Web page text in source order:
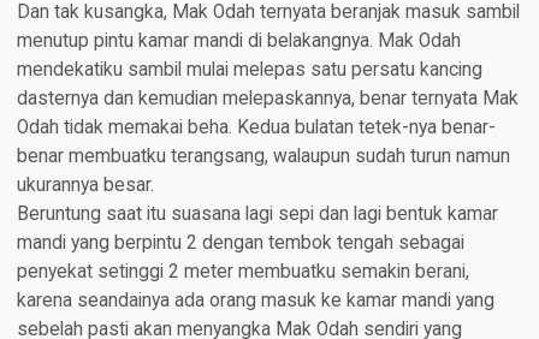
Dan tak kusangka, Mak Odah ternyata beranjak masuk sambil
menutup pintu kamar mandi di belakangnya. Mak Odah
mendekatiku sambil mulai melepas satu persatu kancing
dasternya dan kemudian melepaskannya, benar ternyata Mak
Odah tidak memakai beha. Kedua bulatan tetek-nya benar-
benar membuatku terangsang, walaupun sudah turun namun
ukurannya besar.
Beruntung saat itu suasana lagi sepi dan lagi bentuk kamar
mandi yang berpintu 2 dengan tembok tengah sebagai
penyekat setinggi 2 meter membuatku semakin berani,
karena seandainya ada orang masuk ke kamar mandi yang
sebelah pasti akan menyangka Mak Odah sendiri yang